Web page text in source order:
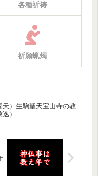
各種祈祷
祈願蝋燭
天）生駒聖天宝山寺の教
）